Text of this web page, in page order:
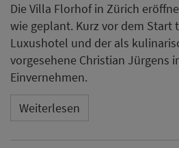
Die Villa Florhof in Zürich
wie geplant. Kurz vor dem Start
Luxushotel und der als
vorgesehene Christian Jürgens
Einvernehmen.
Weiterlesen